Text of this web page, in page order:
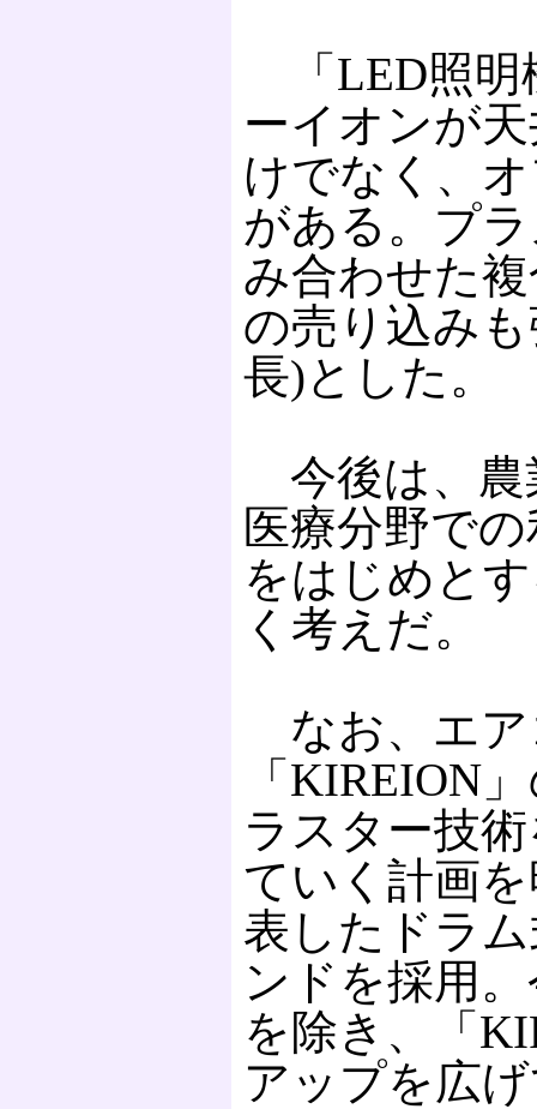
「LED照明
ーイオンが
けでなく、
がある。プ
み合わせた
の売り込み
長)とした。
今後は、農
医療分野で
をはじめと
く考えだ。
なお、エア
「KIREION
ラスター技
ていく計画
表したドラ
ンドを採用
を除き、「
アップを広